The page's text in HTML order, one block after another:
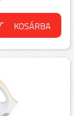
KOSÁRBA